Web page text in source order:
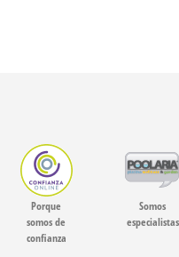
Porque
somos de
confianza
Somos
especialistas